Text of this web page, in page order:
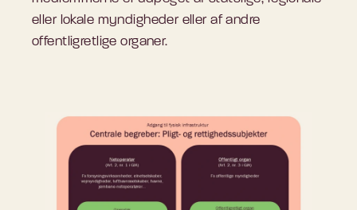
eller lokale myndigheder eller af andre
offentligretlige organer.